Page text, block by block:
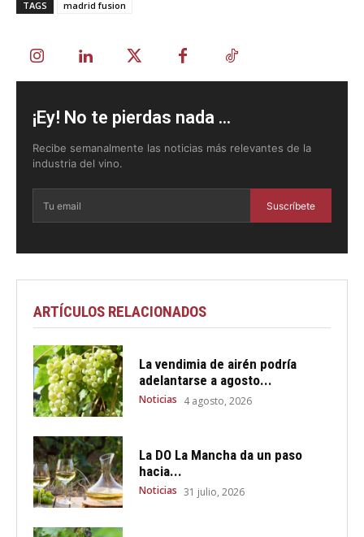
TAGS madrid fusion
¡Ey! No te pierdas nada ...
Recibe semanalmente las noticias más relevantes de la
industria del vino.
Suscríbete
ARTÍCULOS RELACIONADOS
La vendimia de airén podría
adelantarse a agosto...
Noticias 4 agosto, 2026
La DO La Mancha da un paso
hacia...
Noticias 31 julio, 2026